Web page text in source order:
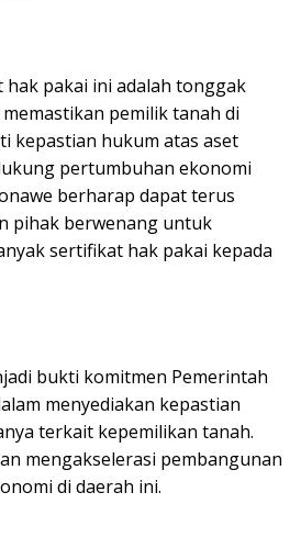
pakai ini adalah tonggak
pemilik tanah di
kepastian hukum atas aset
pertumbuhan ekonomi
berharap dapat terus
pihak berwenang untuk
sertifikat hak pakai kepada
bukti komitmen Pemerintah
menyediakan kepastian
terkait kepemilikan tanah.
mengakselerasi pembangunan
di daerah ini.